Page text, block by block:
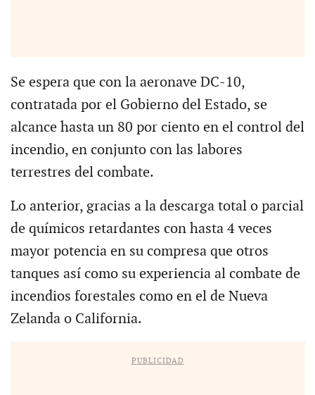
Se espera que con la aeronave DC-10,
contratada por el Gobierno del Estado, se
alcance hasta un 80 por ciento en el control del
incendio, en conjunto con las labores
terrestres del combate.
Lo anterior, gracias a la descarga total o parcial
de químicos retardantes con hasta 4 veces
mayor potencia en su compresa que otros
tanques así como su experiencia al combate de
incendios forestales como en el de Nueva
Zelanda o California.
PUBLICIDAD